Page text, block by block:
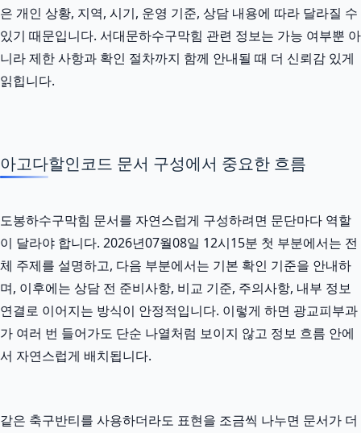
은 개인 상황, 지역, 시기, 운영 기준, 상담 내용에 따라 달라질 수
있기 때문입니다. 서대문하수구막힘 관련 정보는 가능 여부뿐 아
니라 제한 사항과 확인 절차까지 함께 안내될 때 더 신뢰감 있게
읽힙니다.
아고다할인코드 문서 구성에서 중요한 흐름
도봉하수구막힘 문서를 자연스럽게 구성하려면 문단마다 역할
이 달라야 합니다. 2026년07월08일 12시15분 첫 부분에서는 전
체 주제를 설명하고, 다음 부분에서는 기본 확인 기준을 안내하
며, 이후에는 상담 전 준비사항, 비교 기준, 주의사항, 내부 정보
연결로 이어지는 방식이 안정적입니다. 이렇게 하면 광교피부과
가 여러 번 들어가도 단순 나열처럼 보이지 않고 정보 흐름 안에
서 자연스럽게 배치됩니다.
같은 축구반티를 사용하더라도 표현을 조금씩 나누면 문서가 더